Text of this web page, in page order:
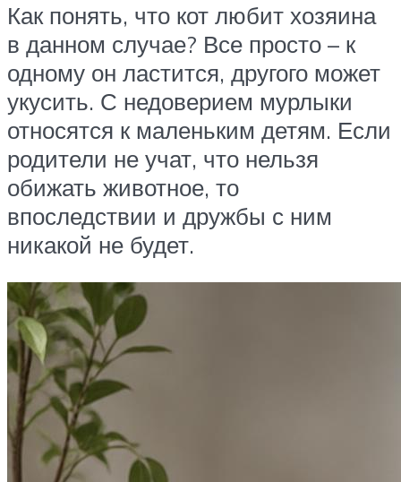
Как понять, что кот любит хозяина
в данном случае? Все просто – к
одному он ластится, другого может
укусить. С недоверием мурлыки
относятся к маленьким детям. Если
родители не учат, что нельзя
обижать животное, то
впоследствии и дружбы с ним
никакой не будет.